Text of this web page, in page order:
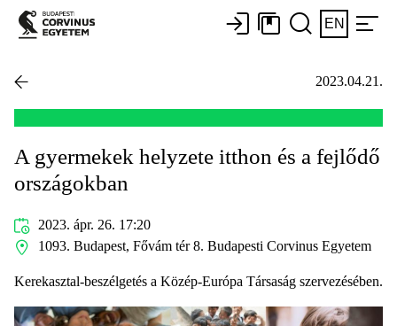
EN
2023.04.21.
A gyermekek helyzete itthon és a fejlődő
országokban
2023. ápr. 26. 17:20
1093. Budapest, Fővám tér 8. Budapesti Corvinus Egyetem
Kerekasztal-beszélgetés a Közép-Európa Társaság szervezésében.